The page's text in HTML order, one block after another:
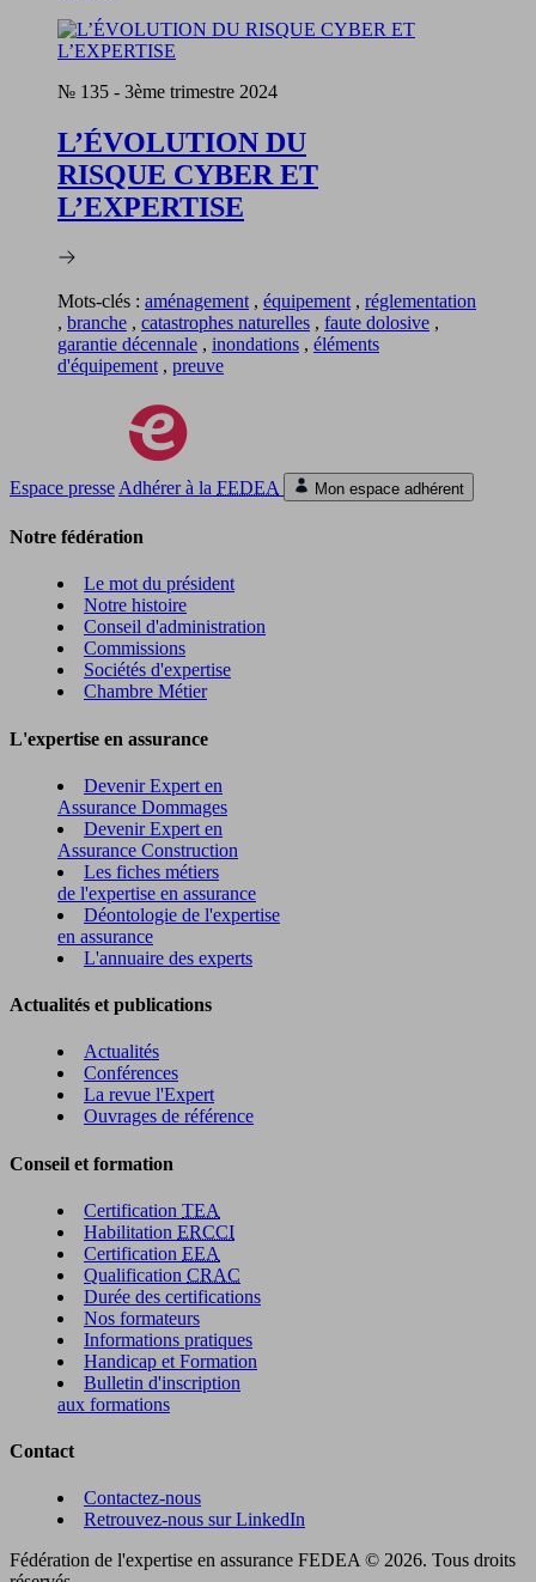
№ 135 - 3ème trimestre 2024
L’ÉVOLUTION DU
RISQUE CYBER ET
L’EXPERTISE
Mots-clés : aménagement , équipement , réglementation
, branche , catastrophes naturelles , faute dolosive ,
garantie décennale , inondations , éléments
d'équipement , preuve
Espace presse Adhérer à la FEDEA Mon espace adhérent
Notre fédération
Le mot du président
Notre histoire
Conseil d'administration
Commissions
Sociétés d'expertise
Chambre Métier
L'expertise en assurance
Devenir Expert en
Assurance Dommages
Devenir Expert en
Assurance Construction
Les fiches métiers
de l'expertise en assurance
Déontologie de l'expertise
en assurance
L'annuaire des experts
Actualités et publications
Actualités
Conférences
La revue l'Expert
Ouvrages de référence
Conseil et formation
Certification TEA
Habilitation ERCCI
Certification EEA
Qualification CRAC
Durée des certifications
Nos formateurs
Informations pratiques
Handicap et Formation
Bulletin d'inscription
aux formations
Contact
Contactez-nous
Retrouvez-nous sur LinkedIn
Fédération de l'expertise en assurance FEDEA © 2026. Tous droits